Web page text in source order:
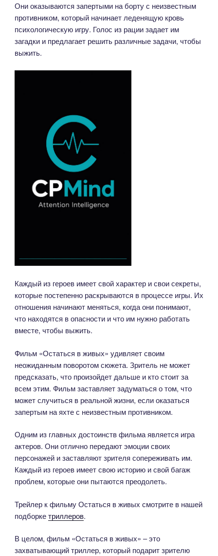
Они оказываются запертыми на борту с неизвестным
противником, который начинает леденящую кровь
психологическую игру. Голос из рации задает им
загадки и предлагает решить различные задачи, чтобы
выжить.
Каждый из героев имеет свой характер и свои секреты,
которые постепенно раскрываются в процессе игры. Их
отношения начинают меняться, когда они понимают,
что находятся в опасности и что им нужно работать
вместе, чтобы выжить.
Фильм «Остаться в живых» удивляет своим
неожиданным поворотом сюжета. Зритель не может
предсказать, что произойдет дальше и кто стоит за
всем этим. Фильм заставляет задуматься о том, что
может случиться в реальной жизни, если оказаться
запертым на яхте с неизвестным противником.
Одним из главных достоинств фильма является игра
актеров. Они отлично передают эмоции своих
персонажей и заставляют зрителя сопереживать им.
Каждый из героев имеет свою историю и свой багаж
проблем, которые они пытаются преодолеть.
Трейлер к фильму Остаться в живых смотрите в нашей
подборкетриллеров.
В целом, фильм «Остаться в живых» – это
захватывающий триллер, который подарит зрителю